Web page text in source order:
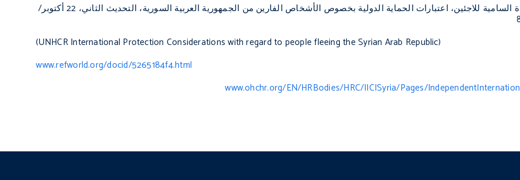
مفوضية الأمم المتحدة السامية للاجئين، اعتبارات الحماية الدولية بخصوص الأشخاص الفارين من الجمهورية العربية السورية، التحديث الثاني، 22 أكتوبر/
(UNHCR International Protection Considerations with regard to people fleeing the Syrian Arab Republic)
www.refworld.org/docid/5265184f4.html
www.ohchr.org/EN/HRBodies/HRC/IICISyria/Pages/